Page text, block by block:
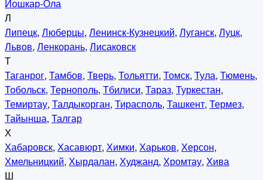
Йошкар-Ола
Л
Липецк, Люберцы, Ленинск-Кузнецкий, Луганск, Луцк,
Львов, Ленкорань, Лисаковск
Т
Таганрог, Тамбов, Тверь, Тольятти, Томск, Тула, Тюмень,
Тобольск, Тернополь, Тбилиси, Тараз, Туркестан,
Темиртау, Талдыкорган, Тирасполь, Ташкент, Термез,
Тайынша, Талгар
Х
Хабаровск, Хасавюрт, Химки, Харьков, Херсон,
Хмельницкий, Хырдалан, Худжанд, Хромтау, Хива
Ш